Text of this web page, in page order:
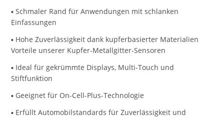
▪️ Schmaler Rand für Anwendungen mit schlanken
Einfassungen
▪️ Hohe Zuverlässigkeit dank kupferbasierter Materialien
Vorteile unserer Kupfer-Metallgitter-Sensoren
▪️ Ideal für gekrümmte Displays, Multi-Touch und
Stiftfunktion
▪️ Geeignet für On-Cell-Plus-Technologie
▪️ Erfüllt Automobilstandards für Zuverlässigkeit und